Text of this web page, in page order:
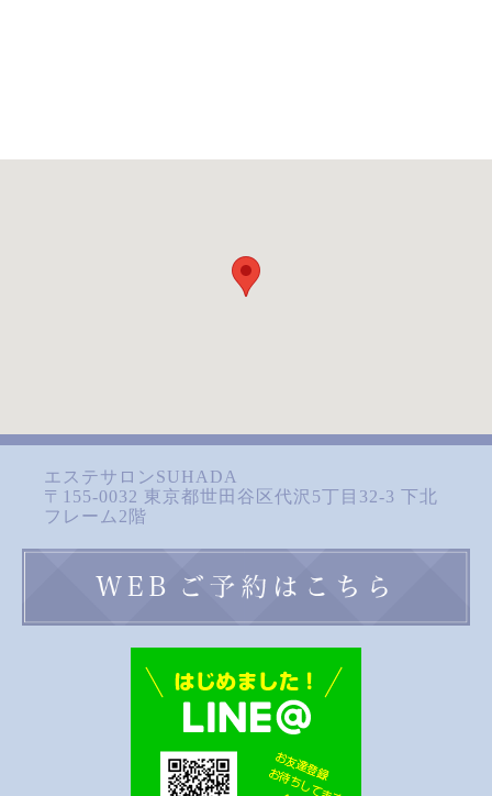
エステサロンSUHADA
〒155-0032 東京都世田谷区代沢5丁目32-3 下北
フレーム2階